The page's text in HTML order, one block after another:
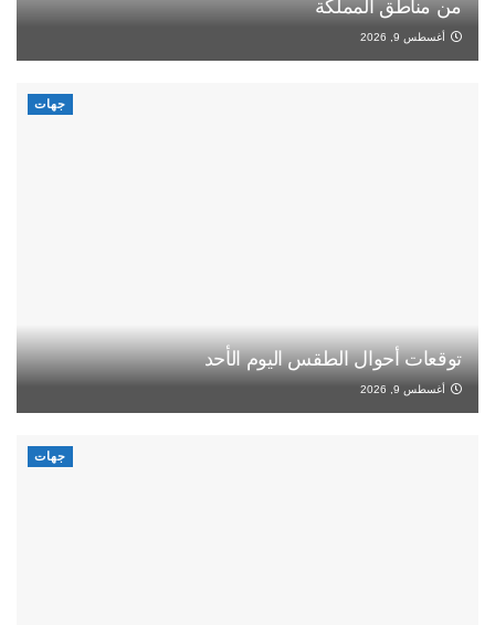
من مناطق المملكة
أغسطس 9, 2026
جهات
توقعات أحوال الطقس اليوم الأحد
أغسطس 9, 2026
جهات